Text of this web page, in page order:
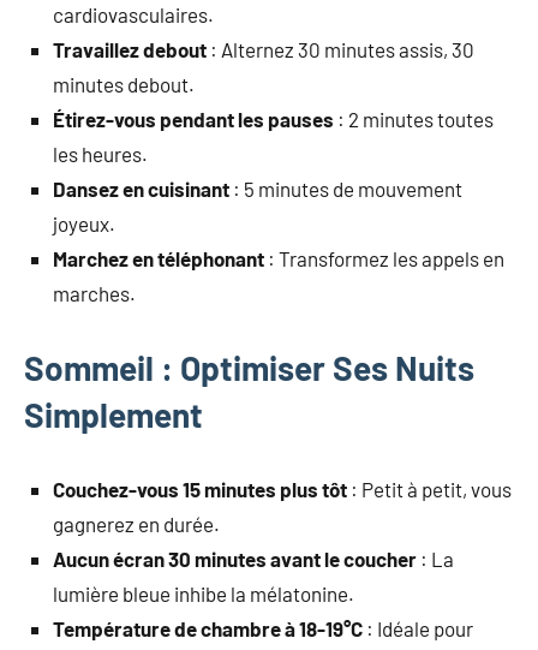
cardiovasculaires.
Travaillez debout : Alternez 30 minutes assis, 30
minutes debout.
Étirez-vous pendant les pauses : 2 minutes toutes
les heures.
Dansez en cuisinant : 5 minutes de mouvement
joyeux.
Marchez en téléphonant : Transformez les appels en
marches.
Sommeil : Optimiser Ses Nuits
Simplement
Couchez-vous 15 minutes plus tôt : Petit à petit, vous
gagnerez en durée.
Aucun écran 30 minutes avant le coucher : La
lumière bleue inhibe la mélatonine.
Température de chambre à 18-19°C : Idéale pour